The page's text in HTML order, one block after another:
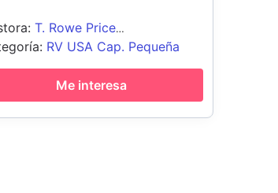
: T. Rowe Price
Management S.à r.l.
: RV USA Cap. Pequeña
Me interesa